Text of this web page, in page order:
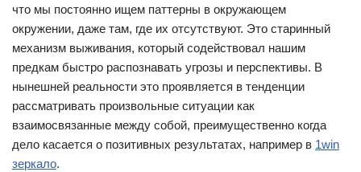
что мы постоянно ищем паттерны в окружающем
окружении, даже там, где их отсутствуют. Это старинный
механизм выживания, который содействовал нашим
предкам быстро распознавать угрозы и перспективы. В
нынешней реальности это проявляется в тенденции
рассматривать произвольные ситуации как
взаимосвязанные между собой, преимущественно когда
дело касается о позитивных результатах, например в 1win
зеркало.